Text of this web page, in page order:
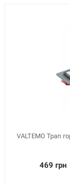
VALTEMO Трап
469 грн